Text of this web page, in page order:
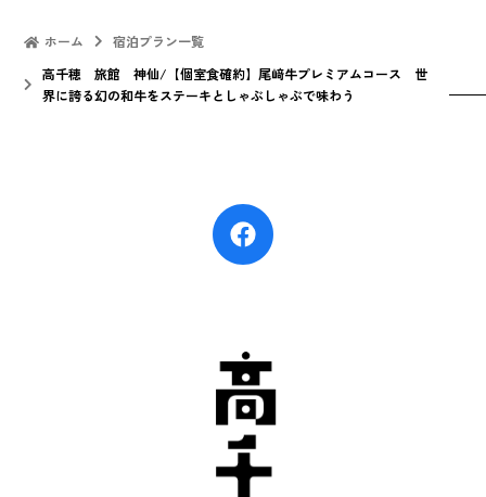
ホーム
宿泊プラン一覧
高千穂 旅館 神仙/【個室食確約】尾﨑牛プレミアムコース 世
界に誇る幻の和牛をステーキとしゃぶしゃぶで味わう